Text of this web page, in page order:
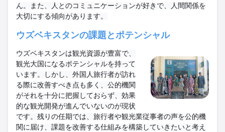
ん。また、人とのコミュニケーションが好きで、人間関係を
大切にする傾向があります。
ウズベキスタンの課題とポテンシャル
ウズベキスタンは観光資源が豊富で、
観光大国になるポテンシャルを持って
います。しかし、外国人旅行者が訪れ
る際に改善すべき点も多く、公的機関
がそれを十分に把握しておらず、効果
的な観光開発が進んでいないのが現状
です。残りの任期では、旅行者や観光業従事者の声を公的機
関に届け、課題を改善する仕組みを構築していきたいと考え